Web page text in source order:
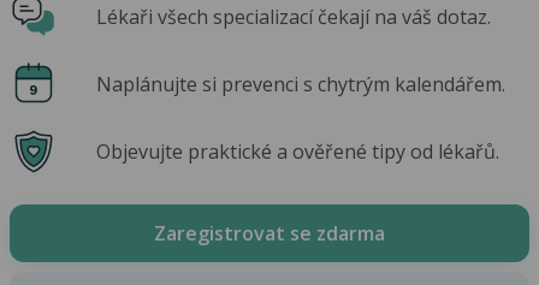
Lékaři všech specializací čekají na váš dotaz.
Naplánujte si prevenci s chytrým kalendářem.
Objevujte praktické a ověřené tipy od lékařů.
Zaregistrovat se zdarma